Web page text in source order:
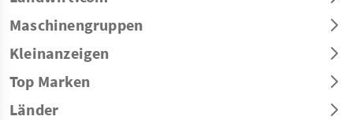
Maschinengruppen
Kleinanzeigen
Top Marken
Länder